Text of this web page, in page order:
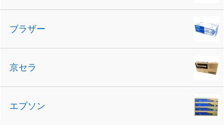
ブラザー
京セラ
エプソン